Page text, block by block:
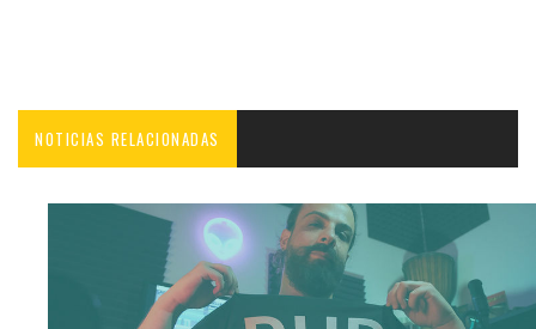
NOTICIAS RELACIONADAS